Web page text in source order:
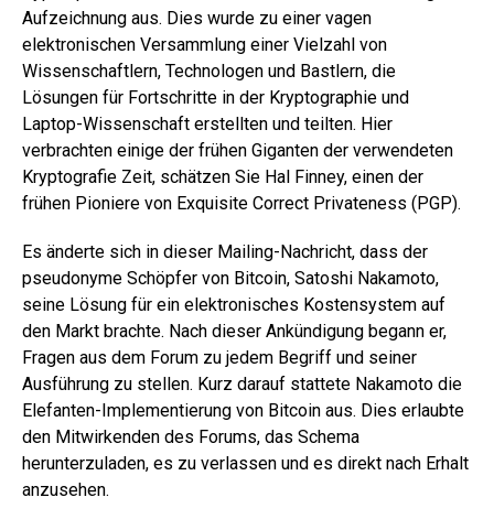
Aufzeichnung aus. Dies wurde zu einer vagen
elektronischen Versammlung einer Vielzahl von
Wissenschaftlern, Technologen und Bastlern, die
Lösungen für Fortschritte in der Kryptographie und
Laptop-Wissenschaft erstellten und teilten. Hier
verbrachten einige der frühen Giganten der verwendeten
Kryptografie Zeit, schätzen Sie Hal Finney, einen der
frühen Pioniere von Exquisite Correct Privateness (PGP).
Es änderte sich in dieser Mailing-Nachricht, dass der
pseudonyme Schöpfer von Bitcoin, Satoshi Nakamoto,
seine Lösung für ein elektronisches Kostensystem auf
den Markt brachte. Nach dieser Ankündigung begann er,
Fragen aus dem Forum zu jedem Begriff und seiner
Ausführung zu stellen. Kurz darauf stattete Nakamoto die
Elefanten-Implementierung von Bitcoin aus. Dies erlaubte
den Mitwirkenden des Forums, das Schema
herunterzuladen, es zu verlassen und es direkt nach Erhalt
anzusehen.